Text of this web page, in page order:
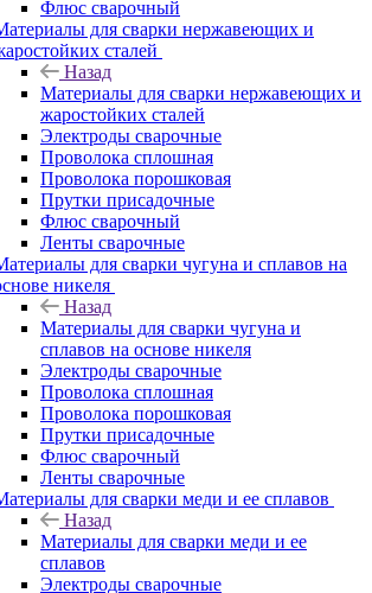
Флюс сварочный
для сварки нержавеющих и
сталей
Назад
Материалы для сварки нержавеющих и
жаростойких сталей
Электроды сварочные
Проволока сплошная
Проволока порошковая
Прутки присадочные
Флюс сварочный
Ленты сварочные
для сварки чугуна и сплавов на
никеля
Назад
Материалы для сварки чугуна и
сплавов на основе никеля
Электроды сварочные
Проволока сплошная
Проволока порошковая
Прутки присадочные
Флюс сварочный
Ленты сварочные
для сварки меди и ее сплавов
Назад
Материалы для сварки меди и ее
сплавов
Электроды сварочные